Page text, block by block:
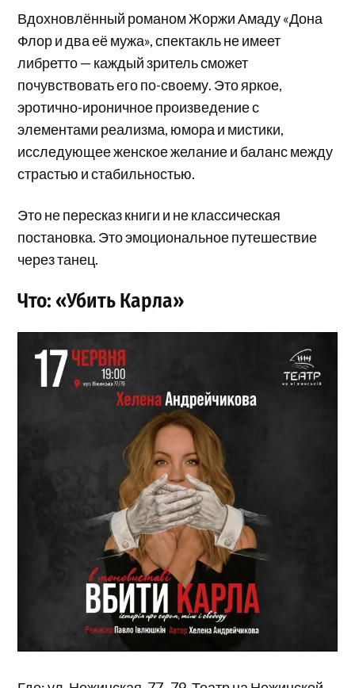
Вдохновлённый романом Жоржи Амаду «Дона
Флор и два её мужа», спектакль не имеет
либретто — каждый зритель сможет
почувствовать его по-своему. Это яркое,
эротично-ироничное произведение с
элементами реализма, юмора и мистики,
исследующее женское желание и баланс между
страстью и стабильностью.
Это не пересказ книги и не классическая
постановка. Это эмоциональное путешествие
через танец.
Что: «Убить Карла»